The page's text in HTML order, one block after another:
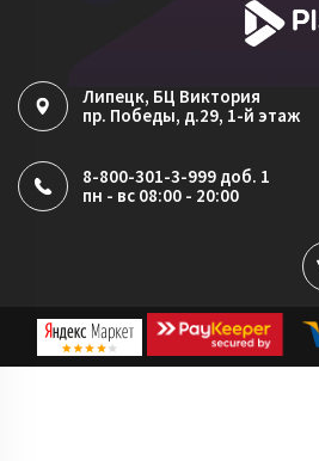
Политика обработки файлов cookie
Липецк, БЦ Виктория
пр. Победы, д.29, 1-й этаж
8-800-301-3-999 доб. 1
пн - вс 08:00 - 20:00